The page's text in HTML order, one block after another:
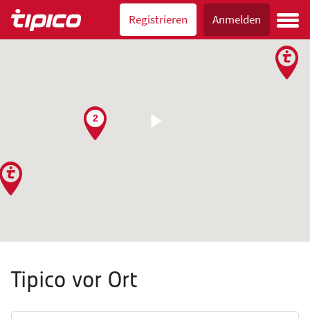
Registrieren Anmelden
2
Tipico vor Ort